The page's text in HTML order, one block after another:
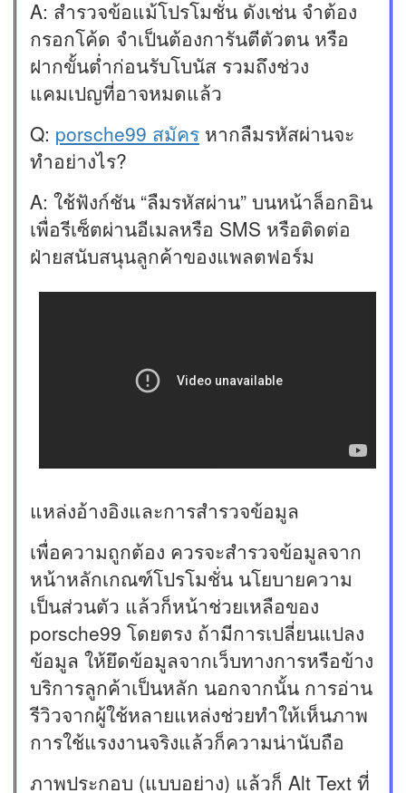
A: สำรวจข้อแม้โปรโมชั่น ดังเช่น จำต้อง
กรอกโค้ด จำเป็นต้องการันตีตัวตน หรือ
ฝากขั้นต่ำก่อนรับโบนัส รวมถึงช่วง
แคมเปญที่อาจหมดแล้ว
Q: porsche99 สมัคร หากลืมรหัสผ่านจะ
ทำอย่างไร?
A: ใช้ฟังก์ชัน “ลืมรหัสผ่าน” บนหน้าล็อกอิน
เพื่อรีเซ็ตผ่านอีเมลหรือ SMS หรือติดต่อ
ฝ่ายสนับสนุนลูกค้าของแพลตฟอร์ม
แหล่งอ้างอิงและการสำรวจข้อมูล
เพื่อความถูกต้อง ควรจะสำรวจข้อมูลจาก
หน้าหลักเกณฑ์โปรโมชั่น นโยบายความ
เป็นส่วนตัว แล้วก็หน้าช่วยเหลือของ
porsche99 โดยตรง ถ้ามีการเปลี่ยนแปลง
ข้อมูล ให้ยึดข้อมูลจากเว็บทางการหรือข้าง
บริการลูกค้าเป็นหลัก นอกจากนั้น การอ่าน
รีวิวจากผู้ใช้หลายแหล่งช่วยทำให้เห็นภาพ
การใช้แรงงานจริงแล้วก็ความน่านับถือ
ภาพประกอบ (แบบอย่าง) แล้วก็ Alt Text ที่